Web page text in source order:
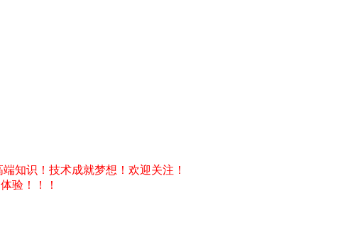
知识！技术成就梦想！欢迎关注！
验！！！